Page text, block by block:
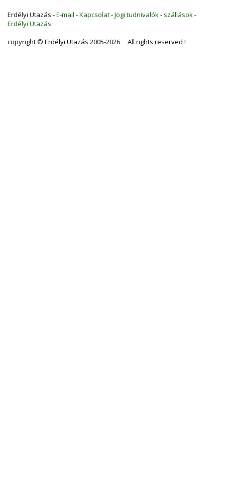
Erdélyi Utazás -E-mail -Kapcsolat-Jogi tudnivalók - szállások -
Erdélyi Utazás
copyright © Erdélyi Utazás 2005-2026 All rights reserved !